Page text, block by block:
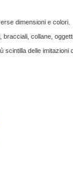
dimensioni e colori.
collane,
scintilla delle imitazioni